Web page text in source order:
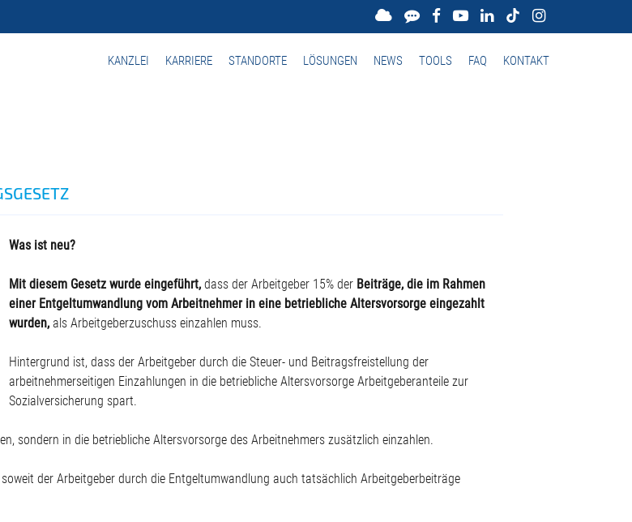
KANZLEI KARRIERE STANDORTE LÖSUNGEN NEWS TOOLS FAQ KONTAKT
Was ist neu?
Mit diesem Gesetz wurde eingeführt, dass der Arbeitgeber 15% der Beiträge, die im Rahmen
einer Entgeltumwandlung vom Arbeitnehmer in eine betriebliche Altersvorsorge eingezahlt
wurden, als Arbeitgeberzuschuss einzahlen muss.
Hintergrund ist, dass der Arbeitgeber durch die Steuer- und Beitragsfreistellung der
arbeitnehmerseitigen Einzahlungen in die betriebliche Altersvorsorge Arbeitgeberanteile zur
Sozialversicherung spart.
sondern in die betriebliche Altersvorsorge des Arbeitnehmers zusätzlich einzahlen.
der Arbeitgeber durch die Entgeltumwandlung auch tatsächlich Arbeitgeberbeiträge